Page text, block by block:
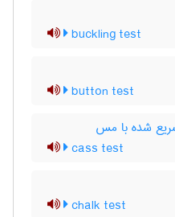
buckling test
button test
شده با مس
cass test
chalk test